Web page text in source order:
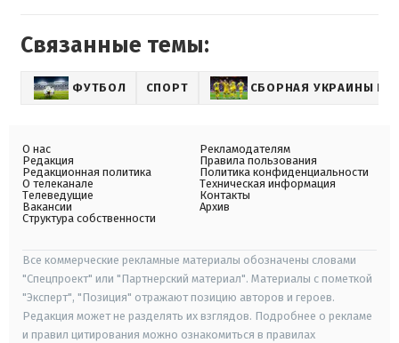
Связанные темы:
ФУТБОЛ СПОРТ СБОРНАЯ УКРАИНЫ
О нас
Редакция
Редакционная политика
О телеканале
Телеведущие
Вакансии
Структура собственности
Рекламодателям
Правила пользования
Политика конфиденциальности
Техническая информация
Контакты
Архив
Все коммерческие рекламные материалы обозначены словами
"Спецпроект" или "Партнерский материал". Материалы с пометкой
"Эксперт", "Позиция" отражают позицию авторов и героев.
Редакция может не разделять их взглядов. Подробнее о рекламе
и правил цитирования можно ознакомиться в правилах